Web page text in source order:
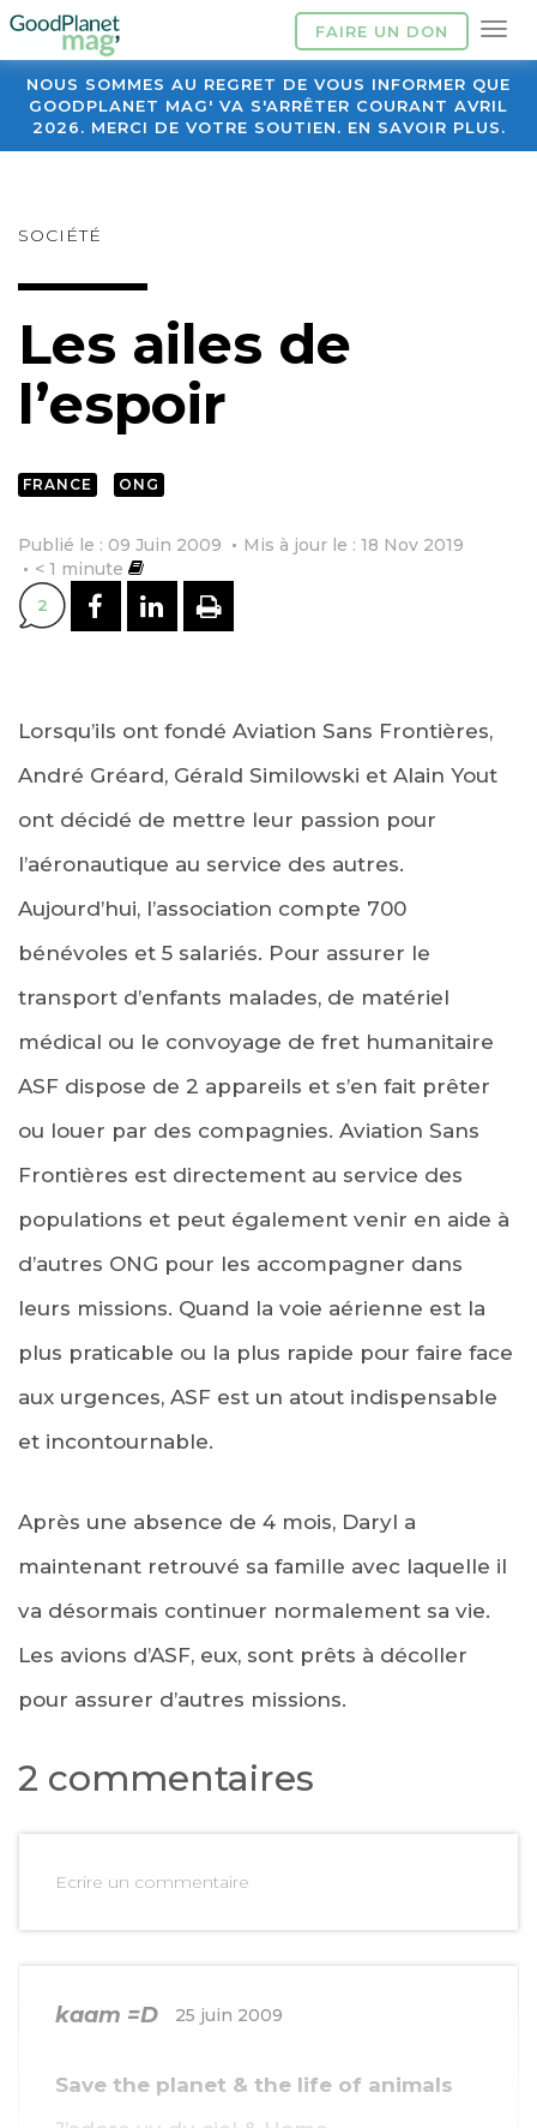
FAIRE UN DON
NOUS SOMMES AU REGRET DE VOUS INFORMER QUE
GOODPLANET MAG' VA S'ARRÊTER COURANT AVRIL
2026. MERCI DE VOTRE SOUTIEN. EN SAVOIR PLUS.
SOCIÉTÉ
Les ailes de
l’espoir
FRANCE ONG
Publié le : 09 Juin 2009
Mis à jour le : 18 Nov 2019
< 1 minute
2 PARTAGER SUR FACEBOOK
PARTAGER SUR
IMPRIMER
Lorsqu’ils ont fondé Aviation Sans Frontières,
André Gréard, Gérald Similowski et Alain Yout
ont décidé de mettre leur passion pour
l’aéronautique au service des autres.
Aujourd’hui, l’association compte 700
bénévoles et 5 salariés. Pour assurer le
transport d’enfants malades, de matériel
médical ou le convoyage de fret humanitaire
ASF dispose de 2 appareils et s’en fait prêter
ou louer par des compagnies. Aviation Sans
Frontières est directement au service des
populations et peut également venir en aide à
d’autres ONG pour les accompagner dans
leurs missions. Quand la voie aérienne est la
plus praticable ou la plus rapide pour faire face
aux urgences, ASF est un atout indispensable
et incontournable.
Après une absence de 4 mois, Daryl a
maintenant retrouvé sa famille avec laquelle il
va désormais continuer normalement sa vie.
Les avions d’ASF, eux, sont prêts à décoller
pour assurer d’autres missions.
2 commentaires
Ecrire un commentaire
kaam =D 25 juin 2009
Save the planet & the life of animals